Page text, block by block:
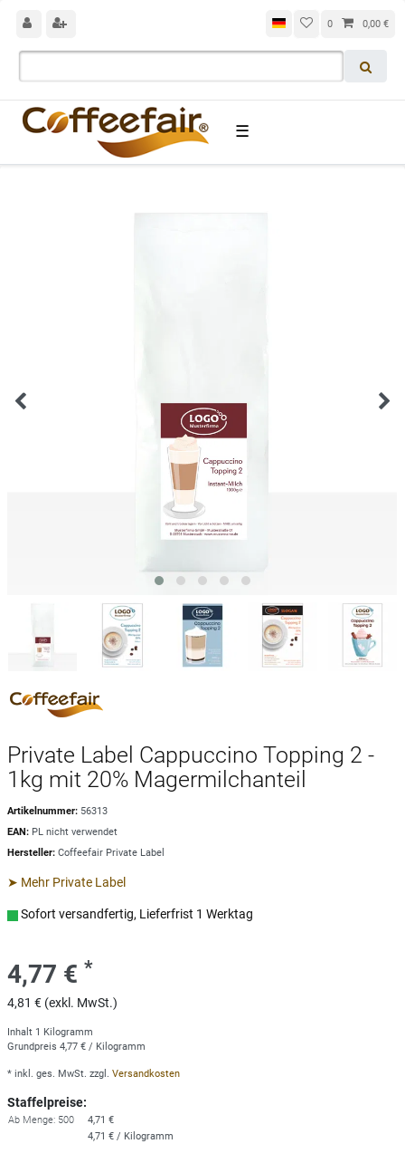
0 0,00 €
☰
Private Label Cappuccino Topping 2 -
1kg mit 20% Magermilchanteil
Artikelnummer: 56313
EAN: PL nicht verwendet
Hersteller: Coffeefair Private Label
➤ Mehr Private Label
Sofort versandfertig, Lieferfrist 1 Werktag
4,77 € *
4,81 € (exkl. MwSt.)
Inhalt 1
Kilogramm
Grundpreis 4,77 € / Kilogramm
* inkl. ges. MwSt. zzgl. Versandkosten
Staffelpreise:
Ab Menge: 500
4,71 €
4,71 € / Kilogramm